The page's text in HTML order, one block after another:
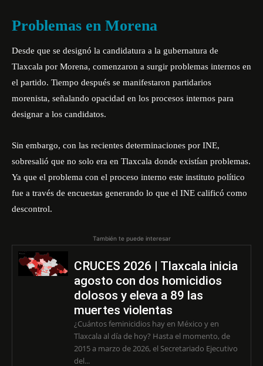
Problemas en Morena
Desde que se designó la candidatura a la gubernatura de
Tlaxcala por Morena, comenzaron a surgir problemas internos en
el partido. Tiempo después se manifestaron partidarios
morenista, señalando opacidad en los procesos internos para
designar a los candidatos.
Sin embargo, con las recientes determinaciones por INE,
sobresalió que no solo era en Tlaxcala donde existían problemas.
Ya que el problema con el proceso interno este instituto político
fue a través de encuestas generando lo que el INE calificó como
descontrol.
También te puede interesar
CRUCES 2026 | Tlaxcala inicia
agosto con dos homicidios
dolosos y eleva a 89 las
muertes violentas
¿Cuántos feminicidios hay en México y en
Tlaxcala al día de hoy? Hasta el momento, de
2015 a marzo de 2026, el Secretariado Ejecutivo
del...